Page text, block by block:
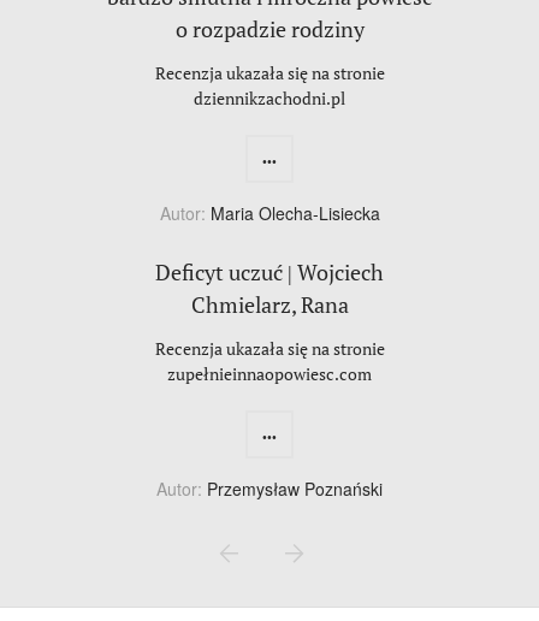
o rozpadzie rodziny
Recenzja ukazała się na stronie
dziennikzachodni.pl
...
Autor: Maria Olecha-Lisiecka
Deficyt uczuć | Wojciech
Chmielarz, Rana
Recenzja ukazała się na stronie
zupełnieinnaopowiesc.com
...
Autor: Przemysław Poznański